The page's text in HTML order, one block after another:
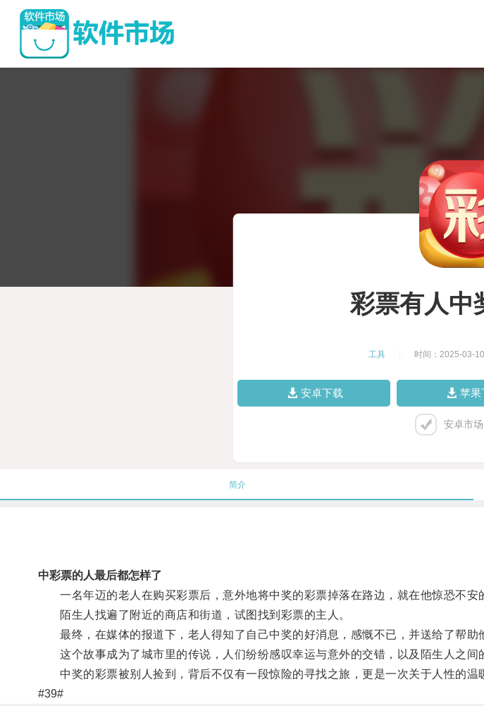
彩票有人中
工具 时间：2025-03-10
安卓下载 苹果
安卓市
简介
中彩票的人最后都怎样了
一名年迈的老人在购买彩票后，意外地将中奖的彩票掉落在路边，就在他惊恐不安
陌生人找遍了附近的商店和街道，试图找到彩票的主人。
最终，在媒体的报道下，老人得知了自己中奖的好消息，感慨不已，并送给了帮助
这个故事成为了城市里的传说，人们纷纷感叹幸运与意外的交错，以及陌生人之间
中奖的彩票被别人捡到，背后不仅有一段惊险的寻找之旅，更是一次关于人性的温
#39#